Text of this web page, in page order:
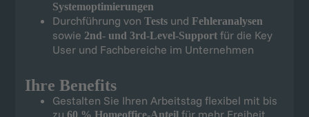
Systemoptimierungen
Durchführung von Tests und Fehleranalysen
sowie 2nd- und 3rd-Level-Support für die Key
User und Fachbereiche im Unternehmen
Ihre Benefits
Gestalten Sie Ihren Arbeitstag flexibel mit bis